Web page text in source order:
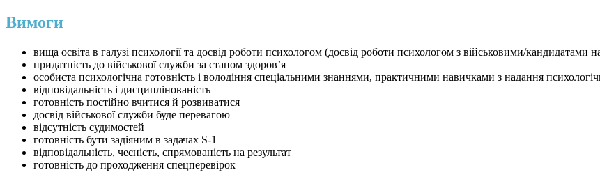
Вимоги
вища освіта в галузі психології та досвід роботи психологом (досвід роботи психологом з військовими/кандидатами
придатність до військової служби за станом здоров’я
особиста психологічна готовність і володіння спеціальними знаннями, практичними навичками з надання
відповідальність і дисциплінованість
готовність постійно вчитися й розвиватися
досвід військової служби буде перевагою
відсутність судимостей
готовність бути задіяним в задачах S-1
відповідальність, чесність, спрямованість на результат
готовність до проходження спецперевірок